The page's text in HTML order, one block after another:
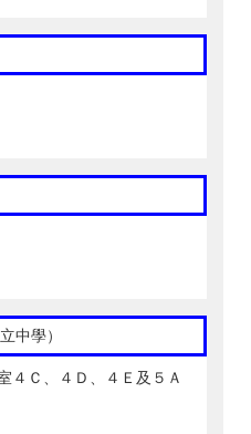
中學）
４Ｃ、４Ｄ、４Ｅ及５Ａ